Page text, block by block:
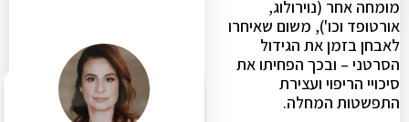
מומחה אחר (נוירולוג,
אורטופד וכו'), משום שאיחרו
לאבחן בזמן את הגידול
הסרטני – ובכך הפחיתו את
סיכויי הריפוי ועצירת
התפשטות המחלה.